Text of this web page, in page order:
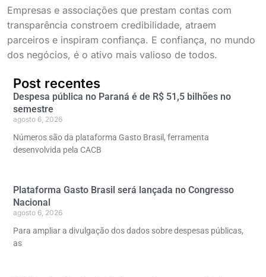
Empresas e associações que prestam contas com
transparência constroem credibilidade, atraem
parceiros e inspiram confiança. E confiança, no mundo
dos negócios, é o ativo mais valioso de todos.
Post recentes
Despesa pública no Paraná é de R$ 51,5 bilhões no
semestre
agosto 6, 2026
Números são da plataforma Gasto Brasil, ferramenta
desenvolvida pela CACB
Plataforma Gasto Brasil será lançada no Congresso
Nacional
agosto 6, 2026
Para ampliar a divulgação dos dados sobre despesas públicas,
as